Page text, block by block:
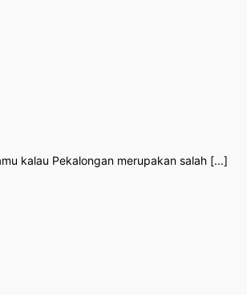
kalau Pekalongan merupakan salah [...]